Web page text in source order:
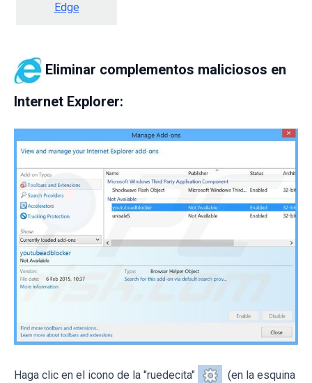
Edge
Eliminar complementos maliciosos en
Internet Explorer:
Haga clic en el icono de la "ruedecita" (en la esquina